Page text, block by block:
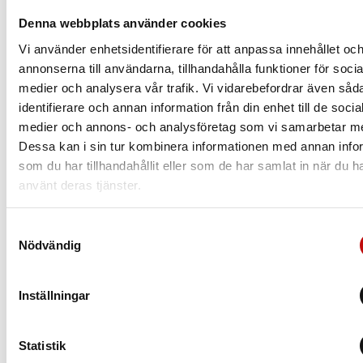
Denna webbplats använder cookies
Vi använder enhetsidentifierare för att anpassa innehållet och
annonserna till användarna, tillhandahålla funktioner för
medier och analysera vår trafik. Vi vidarebefordrar även
identifierare och annan information från din enhet till de
medier och annons- och analysföretag som vi samarbetar
Dessa kan i sin tur kombinera informationen med annan
som du har tillhandahållit eller som de har samlat in när du
använt deras tjänster.
Nödvändig
Inställningar
Statistik
borde välja beror såklart på din syn, men även
Läs mer